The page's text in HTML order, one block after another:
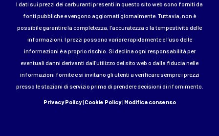
I dati sui prezzi dei carburanti presenti in questo sito web sono forniti da
fonti pubbliche e vengono aggiornati giornalmente. Tuttavia, non è
possibile garantire la completezza, l’accuratezza o la tempestività delle
informazioni. I prezzi possono variare rapidamente e l’uso delle
informazioni è a proprio rischio. Si declina ogni responsabilità per
eventuali danni derivanti dall’utilizzo del sito web o dalla fiducia nelle
informazioni fornite e si invitano gli utenti a verificare sempre i prezzi
presso le stazioni di servizio prima di prendere decisioni di rifornimento.
Privacy Policy| Cookie Policy| Modifica consenso